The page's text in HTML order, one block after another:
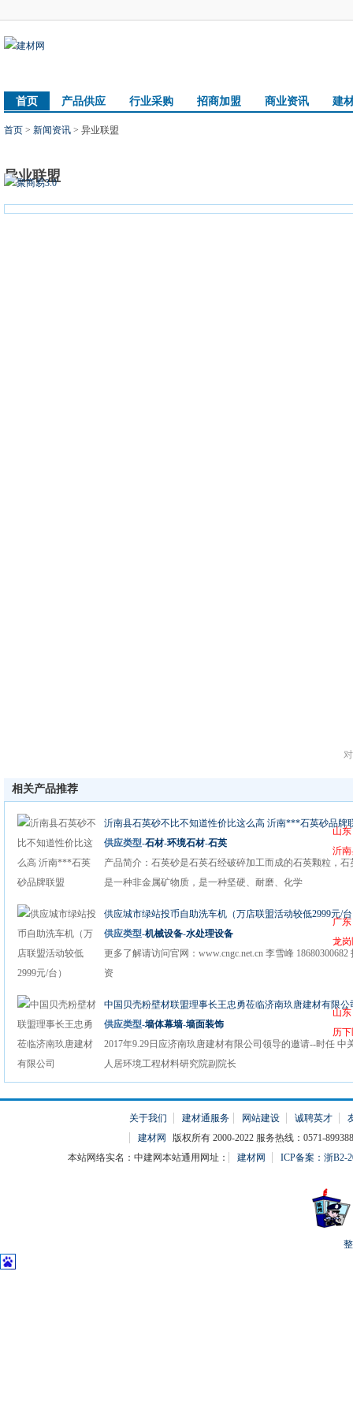
首页 产品供应 行业采购 招商加盟 商业资讯 建
首页 > 新闻资讯 > 异业联盟
异业联盟
相关产品推荐
沂南县石英砂不比不知道性价比这么高 沂南***石英砂品牌
山
沂
供应类型-石材-环境石材-石英
产品简介：石英砂是石英石经破碎加工而成的石英颗粒，石
是一种非金属矿物质，是一种坚硬、耐磨、化学
供应城市绿站投币自助洗车机（万店联盟活动较低2999元/
广
龙
供应类型-机械设备-水处理设备
更多了解请访问官网：www.cngc.net.cn 李雪峰 18680300682
资
中国贝壳粉壁材联盟理事长王忠勇莅临济南玖唐建材有限公
山
历
供应类型-墙体幕墙-墙面装饰
2017年9.29日应济南玖唐建材有限公司领导的邀请--时任 中
人居环境工程材料研究院副院长
关于我们 建材通服务 网站建设 诚聘英才
建材网
版权所有 2000-2022 服务热线：0571-
本站网络实名：中建网本站通用网址：
建材网 ICP备案：浙B2-